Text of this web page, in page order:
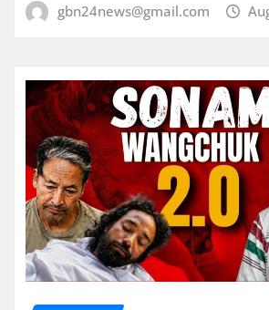
gbn24news@gmail.com